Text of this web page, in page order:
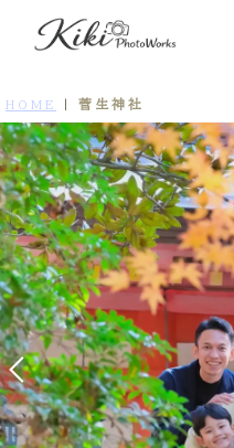
HOME 菅生神社